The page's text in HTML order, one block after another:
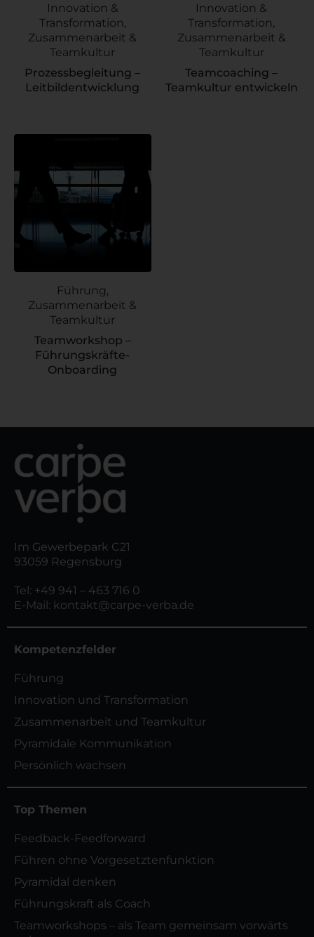
Innovation &
Transformation,
Zusammenarbeit &
Teamkultur
Prozessbegleitung –
Leitbildentwicklung
Innovation &
Transformation,
Zusammenarbeit &
Teamkultur
Teamcoaching –
Teamkultur entwickeln
Führung,
Zusammenarbeit &
Teamkultur
Teamworkshop –
Führungskräfte-
Onboarding
Im Gewerbepark C21
93059 Regensburg
Tel: +49 941 – 463 716 0
E-Mail: kontakt@carpe-verba.de
Kompetenzfelder
Führung
Innovation und Transformation
Zusammenarbeit und Teamkultur
Pyramidale Kommunikation
Persönlich wachsen
Top Themen
Feedback-Feedforward
Führen ohne Vorgesetztenfunktion
Pyramidal denken
Führungskraft als Coach
Teamworkshops – als Team gemeinsam vorwärts